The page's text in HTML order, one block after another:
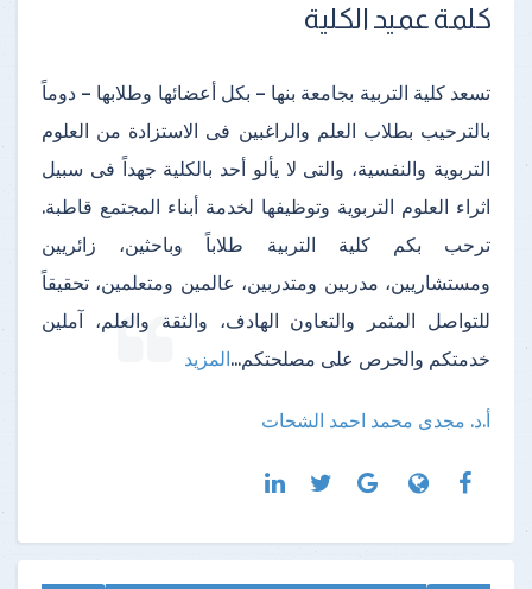
كلمة عميد الكلية
تسعد كلية التربية بجامعة بنها – بكل أعضائها وطلابها – دوماً
بالترحيب بطلاب العلم والراغبين فى الاستزادة من العلوم
التربوية والنفسية، والتى لا يألو أحد بالكلية جهداً فى سبيل
اثراء العلوم التربوية وتوظيفها لخدمة أبناء المجتمع قاطبة.
ترحب بكم كلية التربية طلاباً وباحثين، زائريين
ومستشاريين، مدربين ومتدربين، عالمين ومتعلمين، تحقيقاً
للتواصل المثمر والتعاون الهادف، والثقة والعلم، آملين
خدمتكم والحرص على مصلحتكم...المزيد
أ.د. مجدى محمد احمد الشحات